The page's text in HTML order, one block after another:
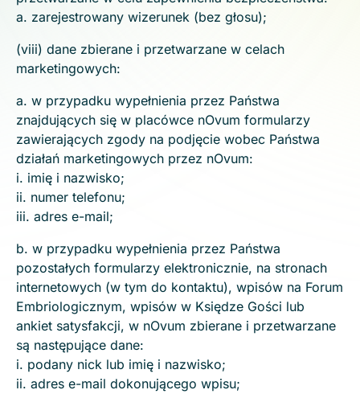
a. zarejestrowany wizerunek (bez głosu);
(viii) dane zbierane i przetwarzane w celach
marketingowych:
a. w przypadku wypełnienia przez Państwa
znajdujących się w placówce nOvum formularzy
zawierających zgody na podjęcie wobec Państwa
działań marketingowych przez nOvum:
i. imię i nazwisko;
ii. numer telefonu;
iii. adres e-mail;
b. w przypadku wypełnienia przez Państwa
pozostałych formularzy elektronicznie, na stronach
internetowych (w tym do kontaktu), wpisów na Forum
Embriologicznym, wpisów w Księdze Gości lub
ankiet satysfakcji, w nOvum zbierane i przetwarzane
są następujące dane:
i. podany nick lub imię i nazwisko;
ii. adres e-mail dokonującego wpisu;